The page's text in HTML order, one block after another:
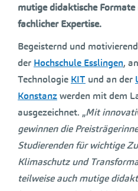
mutige didaktische
fachlicher Expertise.
Begeisternd und
der Hochschule Esslingen,
Technologie KIT und an der
Konstanzwerden mit dem
ausgezeichnet. „Mit
gewinnen die
Studierenden für wichtige
Klimaschutz und
teilweise auch mutige